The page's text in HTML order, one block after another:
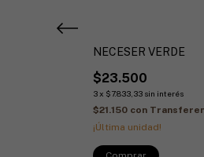
NECESER VERDE
$23.500
3 x $7.833,33 sin interés
$21.150 con
¡Última unidad!